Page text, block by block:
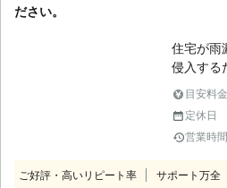
ださい。
住宅が雨
侵入する
き起こ
が上がっ
発生する
度が上が
の中でも
目安料金
定休日
営業時間
ご好評・高いリピート率 サポート万全